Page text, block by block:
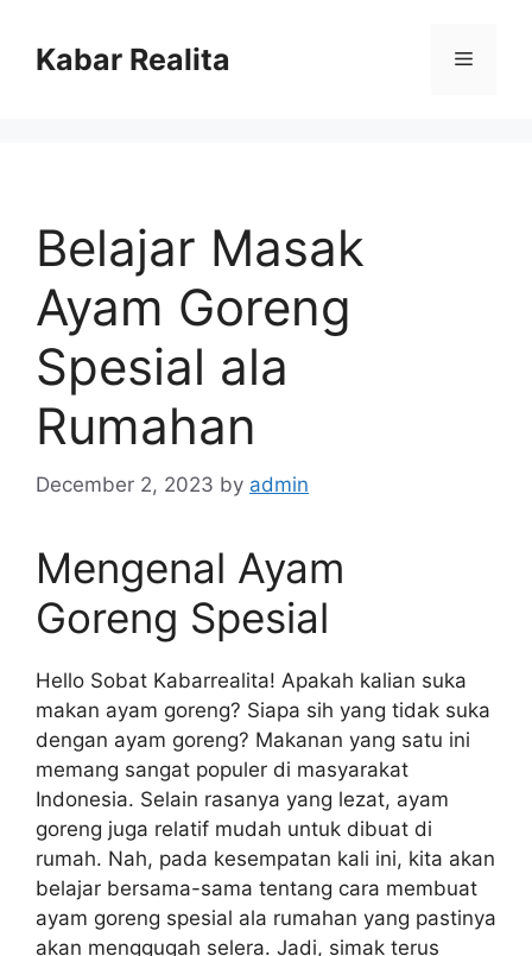
contentKabar Realita Menu
Belajar Masak
Ayam Goreng
Spesial ala
Rumahan
December 2, 2023 by admin
Mengenal Ayam
Goreng Spesial
Hello Sobat Kabarrealita! Apakah kalian suka
makan ayam goreng? Siapa sih yang tidak suka
dengan ayam goreng? Makanan yang satu ini
memang sangat populer di masyarakat
Indonesia. Selain rasanya yang lezat, ayam
goreng juga relatif mudah untuk dibuat di
rumah. Nah, pada kesempatan kali ini, kita akan
belajar bersama-sama tentang cara membuat
ayam goreng spesial ala rumahan yang pastinya
akan menggugah selera. Jadi, simak terus